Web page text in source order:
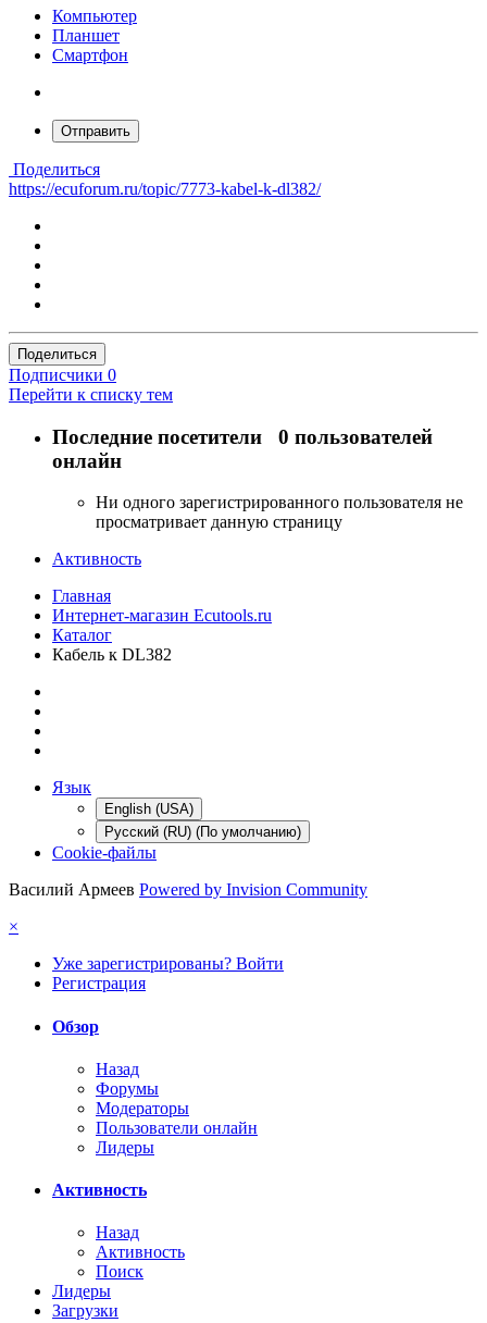
Компьютер
Планшет
Смартфон
Отправить
Поделиться
https://ecuforum.ru/topic/7773-kabel-k-dl382/
Поделиться
Подписчики 0
Перейти к списку тем
Последние посетители 0 пользователей
онлайн
Ни одного зарегистрированного пользователя не
просматривает данную страницу
Активность
Главная
Интернет-магазин Ecutools.ru
Каталог
Кабель к DL382
Язык
English (USA)
Русский (RU) (По умолчанию)
Cookie-файлы
Василий Армеев Powered by Invision Community
×
Уже зарегистрированы? Войти
Регистрация
Обзор
Назад
Форумы
Модераторы
Пользователи онлайн
Лидеры
Активность
Назад
Активность
Поиск
Лидеры
Загрузки